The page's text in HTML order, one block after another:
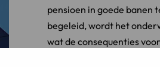
pensioen in goede banen
begeleid, wordt het
wat de consequenties